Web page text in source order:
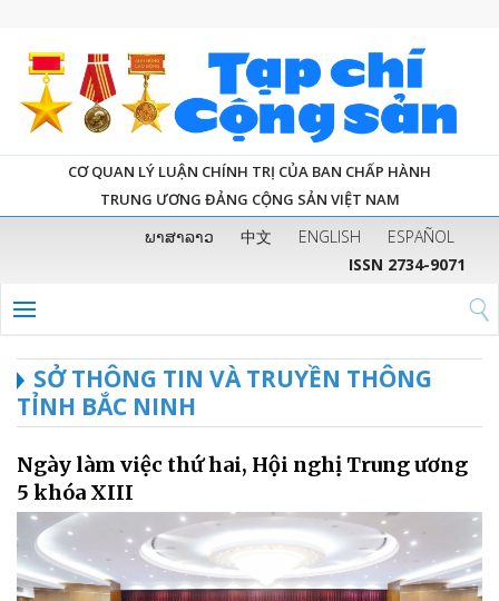
CƠ QUAN LÝ LUẬN CHÍNH TRỊ CỦA BAN CHẤP HÀNH
TRUNG ƯƠNG ĐẢNG CỘNG SẢN VIỆT NAM
ພາສາລາວ 中文 ENGLISH
ESPAÑOL
ISSN 2734-9071
SỞ THÔNG TIN VÀ TRUYỀN THÔNG
TỈNH BẮC NINH
Ngày làm việc thứ hai, Hội nghị Trung ương
5 khóa XIII